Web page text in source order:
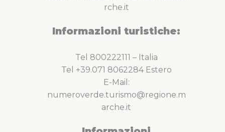
rche.it
Informazioni turistiche:
Tel 800222111 – Italia
Tel +39.071 8062284 Estero
E-Mail:
numeroverde.turismo@regione.m
arche.it